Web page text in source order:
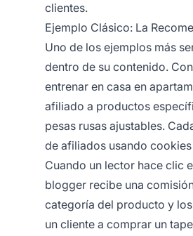
clientes.
Ejemplo Clásico: La
Uno de los ejemplos más
dentro de su contenido.
entrenar en casa en
afiliado a productos
pesas rusas ajustables.
de afiliados usando
Cuando un lector hace clic
blogger recibe una
categoría del producto y
un cliente a comprar un